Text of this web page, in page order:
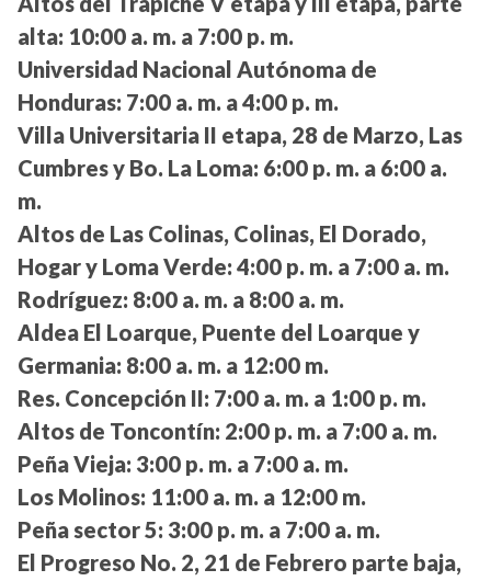
alta: 10:00 a. m. a 7:00 p. m.
Universidad Nacional Autónoma de
Honduras: 7:00 a. m. a 4:00 p. m.
Villa Universitaria II etapa, 28 de Marzo, Las
Cumbres y Bo. La Loma: 6:00 p. m. a 6:00 a.
m.
Altos de Las Colinas, Colinas, El Dorado,
Hogar y Loma Verde: 4:00 p. m. a 7:00 a. m.
Rodríguez: 8:00 a. m. a 8:00 a. m.
Aldea El Loarque, Puente del Loarque y
Germania: 8:00 a. m. a 12:00 m.
Res. Concepción II: 7:00 a. m. a 1:00 p. m.
Altos de Toncontín: 2:00 p. m. a 7:00 a. m.
Peña Vieja: 3:00 p. m. a 7:00 a. m.
Los Molinos: 11:00 a. m. a 12:00 m.
Peña sector 5: 3:00 p. m. a 7:00 a. m.
El Progreso No. 2, 21 de Febrero parte baja,